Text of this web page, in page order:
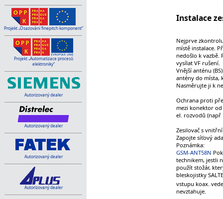
Projekt „Osazování finepitch komponent“
Projekt „Automatizace procesů
elektroniky“
Autorizovaný dealer
Autorizovaný dealer
Autorizovaný dealer
Autorizovaný dealer
Instalace
Nejprve
místě instalace.
nedošlo k vazbě.
vysílat VF rušení.
Vnější anténu
antény do místa,
Nasměrujte ji k
Ochrana proti
mezi konektor
el. rozvodů (např
Zesilovač s
Zapojte síťový
Poznámka:
GSM-ANT58N
technikem, jestli
použít stožár,
bleskojistky
vstupu koax.
nevztahuje.